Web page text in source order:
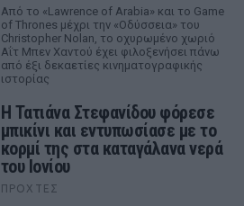
Από το «Lawrence of Arabia» και το Game
of Thrones μέχρι την «Οδύσσεια» του
Christopher Nolan, το οχυρωμένο χωριό
Αΐτ Μπεν Χαντού έχει φιλοξενήσει πάνω
από έξι δεκαετίες κινηματογραφικής
ιστορίας
Η Τατιάνα Στεφανίδου φόρεσε
μπικίνι και εντυπωσίασε με το
κορμί της στα καταγάλανα νερά
του Ιονίου
ΠΡΟΧΤΈΣ